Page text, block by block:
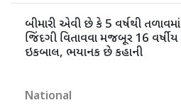
બીમારી એવી છે કે 5 વર્ષથી તળાવમાં
જિંદગી વિતાવવા મજબૂર 16 વર્ષીય
ઇકબાલ, ભયાનક છે કહાની
National